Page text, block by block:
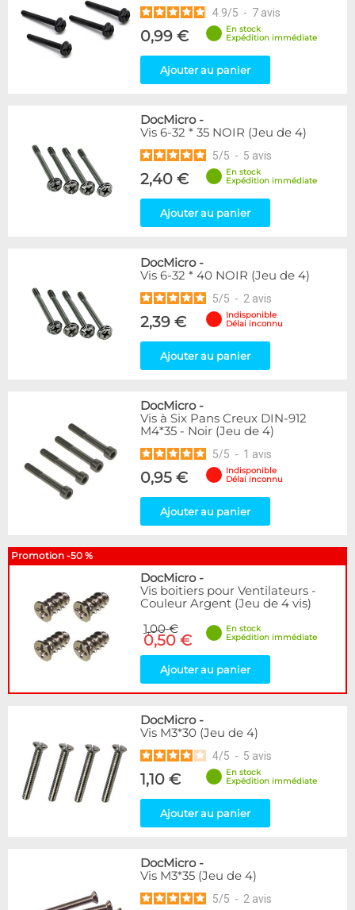
4.9/5 - 7 avis
0,99 €
En stock
Expédition immédiate
Ajouter au panier
DocMicro-
Vis 6-32 * 35 NOIR (Jeu de 4)
5/5 - 5 avis
2,40 €
En stock
Expédition immédiate
Ajouter au panier
DocMicro-
Vis 6-32 * 40 NOIR (Jeu de 4)
5/5 - 2 avis
2,39 €
Indisponible
Délai inconnu
Ajouter au panier
DocMicro-
Vis à Six Pans Creux DIN-912
M4*35 - Noir (Jeu de 4)
5/5 - 1 avis
0,95 €
Indisponible
Délai inconnu
Ajouter au panier
Promotion -50 %
DocMicro-
Vis boitiers pour Ventilateurs -
Couleur Argent (Jeu de 4 vis)
1,00 €
0,50 €
En stock
Expédition immédiate
Ajouter au panier
DocMicro-
Vis M3*30 (Jeu de 4)
4/5 - 5 avis
1,10 €
En stock
Expédition immédiate
Ajouter au panier
DocMicro-
Vis M3*35 (Jeu de 4)
5/5 - 2 avis